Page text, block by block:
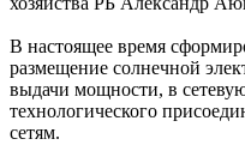
В настоящее время
размещение солнечной
выдачи мощности, в
технологического
сетям.